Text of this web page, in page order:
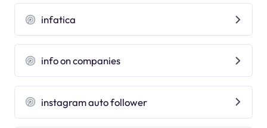
infatica
info on companies
instagram auto follower